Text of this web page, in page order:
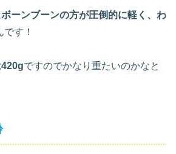
ボーンブーンの方が圧倒的に軽く、わ
です！
ですのでかなり重たいのかなと